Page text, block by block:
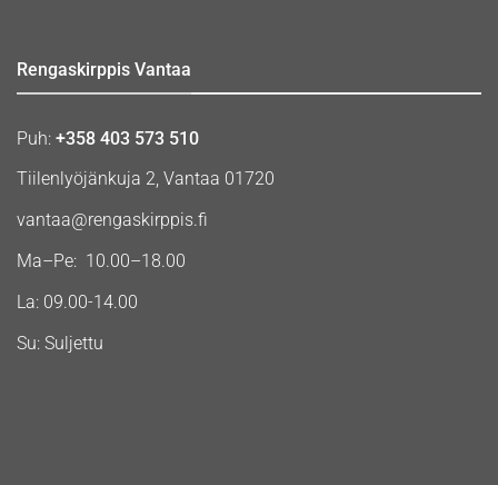
Rengaskirppis Vantaa
Puh: +358 403 573 510
Tiilenlyöjänkuja 2, Vantaa 01720
vantaa@rengaskirppis.fi
Ma–Pe: 10.00–18.00
La: 09.00-14.00
Su: Suljettu